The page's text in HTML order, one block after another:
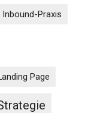
Inbound-Praxis
Page